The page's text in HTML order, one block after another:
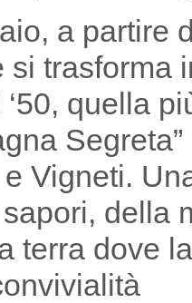
a partire
si trasforma
quella
Vigneti.
della
terra dove